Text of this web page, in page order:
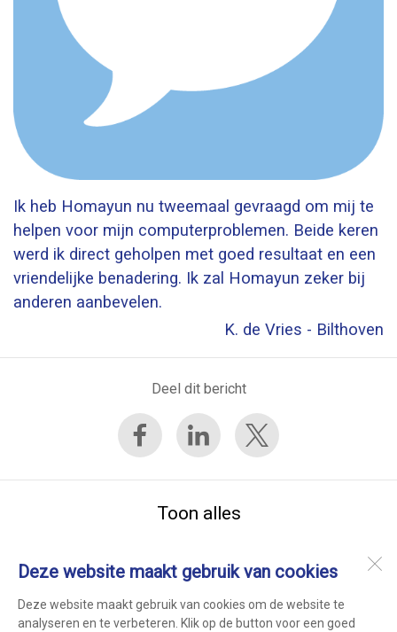
Deze website maakt gebruik van cookies
Deze website maakt gebruik van cookies om de website te
analyseren en te verbeteren. Klik op de button voor een goed
Ik heb Homayun nu tweemaal gevraagd om mij te
helpen voor mijn computerproblemen. Beide keren
werd ik direct geholpen met goed resultaat en een
vriendelijke benadering. Ik zal Homayun zeker bij
anderen aanbevelen.
K. de Vries - Bilthoven
Deel dit bericht
Toon alles
Computerhulp Midden-Nederland
3601 HW Maarssen